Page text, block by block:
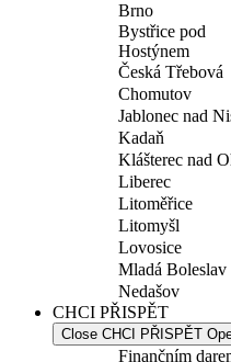
Brno
Bystřice pod
Hostýnem
Česká Třebová
Chomutov
Jablonec nad
Kadaň
Klášterec nad
Liberec
Litoměřice
Litomyšl
Lovosice
Mladá Boleslav
Nedašov
CHCI PŘISPĚT
Close CHCI PŘISPĚT
Finančním